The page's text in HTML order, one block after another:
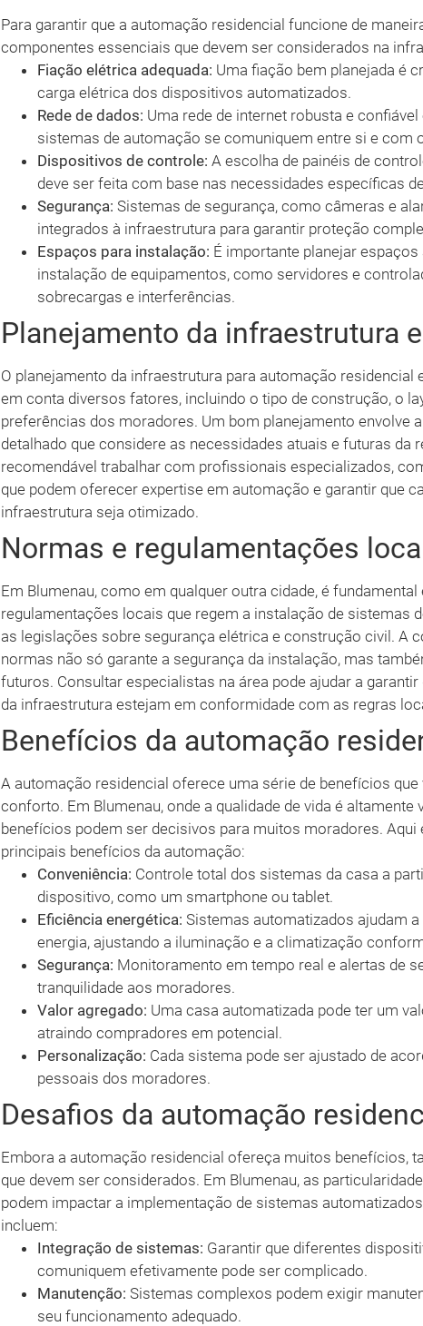
Para garantir que a automação residencial funcione de
componentes essenciais que devem ser considerados na
Fiação elétrica adequada: Uma fiação bem planejada é
carga elétrica dos dispositivos automatizados.
Rede de dados: Uma rede de internet robusta e
sistemas de automação se comuniquem entre si e com
Dispositivos de controle: A escolha de painéis de
deve ser feita com base nas necessidades específicas
Segurança: Sistemas de segurança, como câmeras e
integrados à infraestrutura para garantir proteção
Espaços para instalação: É importante planejar espaços
instalação de equipamentos, como servidores e
sobrecargas e interferências.
Planejamento da infraestrutura
O planejamento da infraestrutura para automação residencial
em conta diversos fatores, incluindo o tipo de construção, o
preferências dos moradores. Um bom planejamento envolve
detalhado que considere as necessidades atuais e futuras da
recomendável trabalhar com profissionais especializados,
que podem oferecer expertise em automação e garantir que
infraestrutura seja otimizado.
Normas e regulamentações
Em Blumenau, como em qualquer outra cidade, é
regulamentações locais que regem a instalação de sistemas
as legislações sobre segurança elétrica e construção civil. A
normas não só garante a segurança da instalação, mas
futuros. Consultar especialistas na área pode ajudar a
da infraestrutura estejam em conformidade com as regras
Benefícios da automação
A automação residencial oferece uma série de benefícios
conforto. Em Blumenau, onde a qualidade de vida é altamente
benefícios podem ser decisivos para muitos moradores. Aqui
principais benefícios da automação:
Conveniência: Controle total dos sistemas da casa a
dispositivo, como um smartphone ou tablet.
Eficiência energética: Sistemas automatizados ajudam
energia, ajustando a iluminação e a climatização
Segurança: Monitoramento em tempo real e alertas de
tranquilidade aos moradores.
Valor agregado: Uma casa automatizada pode ter um
atraindo compradores em potencial.
Personalização: Cada sistema pode ser ajustado de
pessoais dos moradores.
Desafios da automação
Embora a automação residencial ofereça muitos benefícios,
que devem ser considerados. Em Blumenau, as
podem impactar a implementação de sistemas
incluem:
Integração de sistemas: Garantir que diferentes
comuniquem efetivamente pode ser complicado.
Manutenção: Sistemas complexos podem exigir
seu funcionamento adequado.